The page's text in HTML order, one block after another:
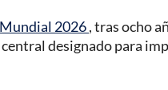
Mundial 2026, tras ocho
designado para